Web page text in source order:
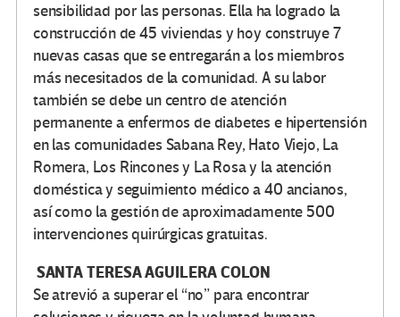
sensibilidad por las personas. Ella ha logrado la
construcción de 45 viviendas y hoy construye 7
nuevas casas que se entregarán a los miembros
más necesitados de la comunidad. A su labor
también se debe un centro de atención
permanente a enfermos de diabetes e hipertensión
en las comunidades Sabana Rey, Hato Viejo, La
Romera, Los Rincones y La Rosa y la atención
doméstica y seguimiento médico a 40 ancianos,
así como la gestión de aproximadamente 500
intervenciones quirúrgicas gratuitas.
SANTA TERESA AGUILERA COLON
Se atrevió a superar el “no” para encontrar